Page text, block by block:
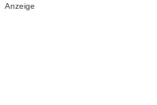
Anzeige